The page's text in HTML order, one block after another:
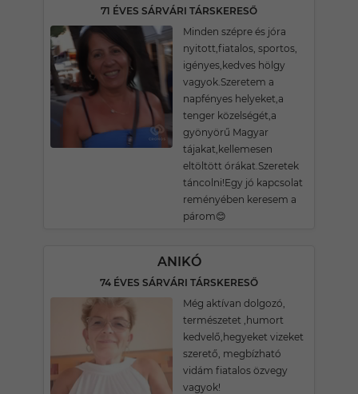
71 ÉVES SÁRVÁRI TÁRSKERESŐ
Minden szépre és jóra
nyitott,fiatalos, sportos,
igényes,kedves hölgy
vagyok.Szeretem a
napfényes helyeket,a
tenger közelségét,a
gyönyörű Magyar
tájakat,kellemesen
eltöltött órákat.Szeretek
táncolni!Egy jó kapcsolat
reményében keresem a
párom😊
ANIKÓ
74 ÉVES SÁRVÁRI TÁRSKERESŐ
Még aktívan dolgozó,
természetet ,humort
kedvelő,hegyeket vizeket
szerető, megbízható
vidám fiatalos özvegy
vagyok!